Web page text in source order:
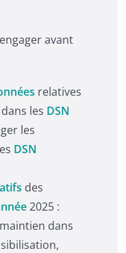
avant
relatives
dans les DSN
les
DSN
des
2025 :
dans